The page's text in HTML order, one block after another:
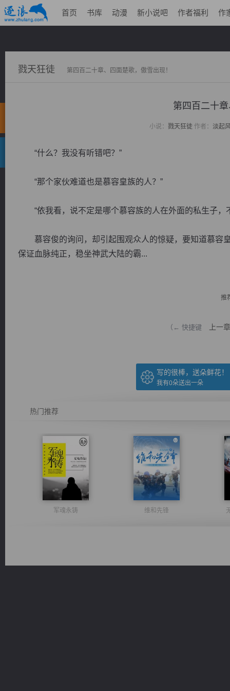
首页 书库 动漫 新小说吧 作者福利 作
戮天狂徒 第四百二十章、四面楚歌，傲雪出现！
第四百二十
小说： 戮天狂徒作者： 淡起
“什么？我没有听错吧？”
“那个家伙难道也是慕容皇族的人？”
“依我看，说不定是哪个慕容族的人在外面的私生子，
慕容俊的询问，却引起围观众人的惊疑，要知道慕容
保证血脉纯正，稳坐神武大陆的霸...
推
（← 快捷键 上一章
写的很棒，送朵鲜花！
我有0朵送出一朵
热门推荐
军魂永铸 维和先锋